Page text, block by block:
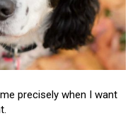
precisely when I want